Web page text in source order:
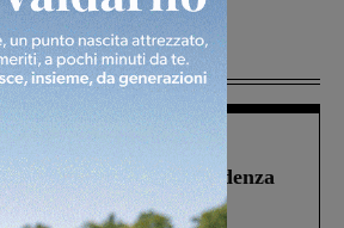
1 Agosto 2026
finanziata oltre la scadenza
Fratelli d’Italia: “Un
Governo”